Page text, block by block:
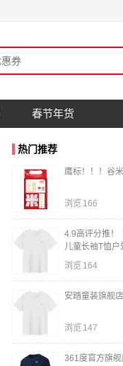
春节年货
热门推荐
鹰标！！！谷
浏览 166
4.9高评分推！
儿童长袖T恤户
浏览 164
安踏童装旗舰
浏览 147
361度官方旗